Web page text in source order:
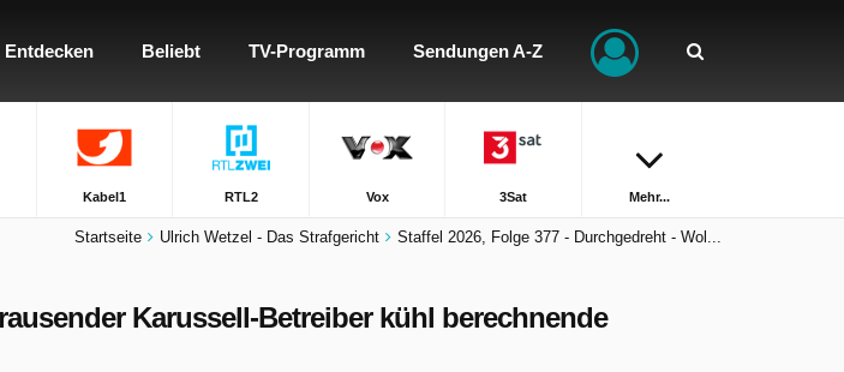
Entdecken Beliebt TV-Programm Sendungen A-Z
Kabel1 RTL2 Vox 3Sat Mehr...
Startseite Ulrich Wetzel - Das Strafgericht Staffel 2026, Folge 377 - Durchgedreht - Wol...
Karussell-Betreiber kühl berechnende